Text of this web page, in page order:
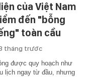
của Việt Nam
đến "bỗng
toàn cầu
tháng trước
được quy hoạch như
lịch ngay từ đầu, nhưng